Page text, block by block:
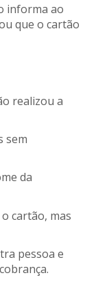
informa ao
que o cartão
realizou a
sem
da
cartão, mas
pessoa e